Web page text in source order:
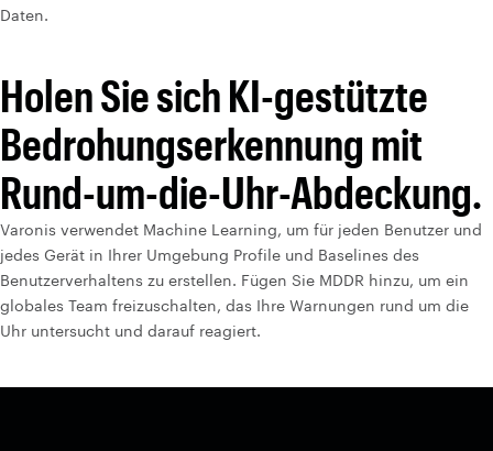
Daten.
Holen Sie sich KI-gestützte
Bedrohungserkennung mit
Rund-um-die-Uhr-Abdeckung.
Varonis verwendet Machine Learning, um für jeden Benutzer und
jedes Gerät in Ihrer Umgebung Profile und Baselines des
Benutzerverhaltens zu erstellen. Fügen Sie MDDR hinzu, um ein
globales Team freizuschalten, das Ihre Warnungen rund um die
Uhr untersucht und darauf reagiert.